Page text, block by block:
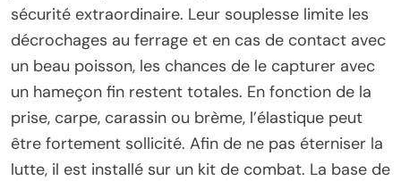
sécurité extraordinaire. Leur souplesse limite les
décrochages au ferrage et en cas de contact avec
un beau poisson, les chances de le capturer avec
un hameçon fin restent totales. En fonction de la
prise, carpe, carassin ou brème, l’élastique peut
être fortement sollicité. Afin de ne pas éterniser la
lutte, il est installé sur un kit de combat. La base de